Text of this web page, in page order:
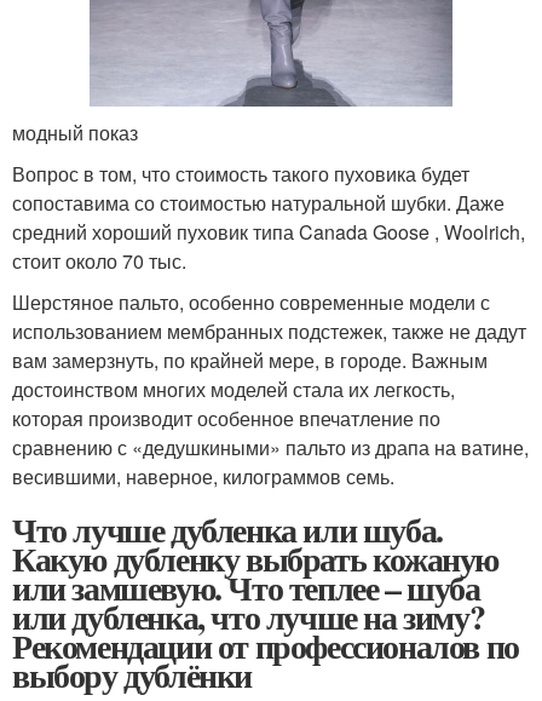
модный показ
Вопрос в том, что стоимость такого пуховика будет
сопоставима со стоимостью натуральной шубки. Даже
средний хороший пуховик типа Canada Goose , Woolrich,
стоит около 70 тыс.
Шерстяное пальто, особенно современные модели с
использованием мембранных подстежек, также не дадут
вам замерзнуть, по крайней мере, в городе. Важным
достоинством многих моделей стала их легкость,
которая производит особенное впечатление по
сравнению с «дедушкиными» пальто из драпа на ватине,
весившими, наверное, килограммов семь.
Что лучше дубленка или шуба.
Какую дубленку выбрать кожаную
или замшевую. Что теплее – шуба
или дубленка, что лучше на зиму?
Рекомендации от профессионалов по
выбору дублёнки